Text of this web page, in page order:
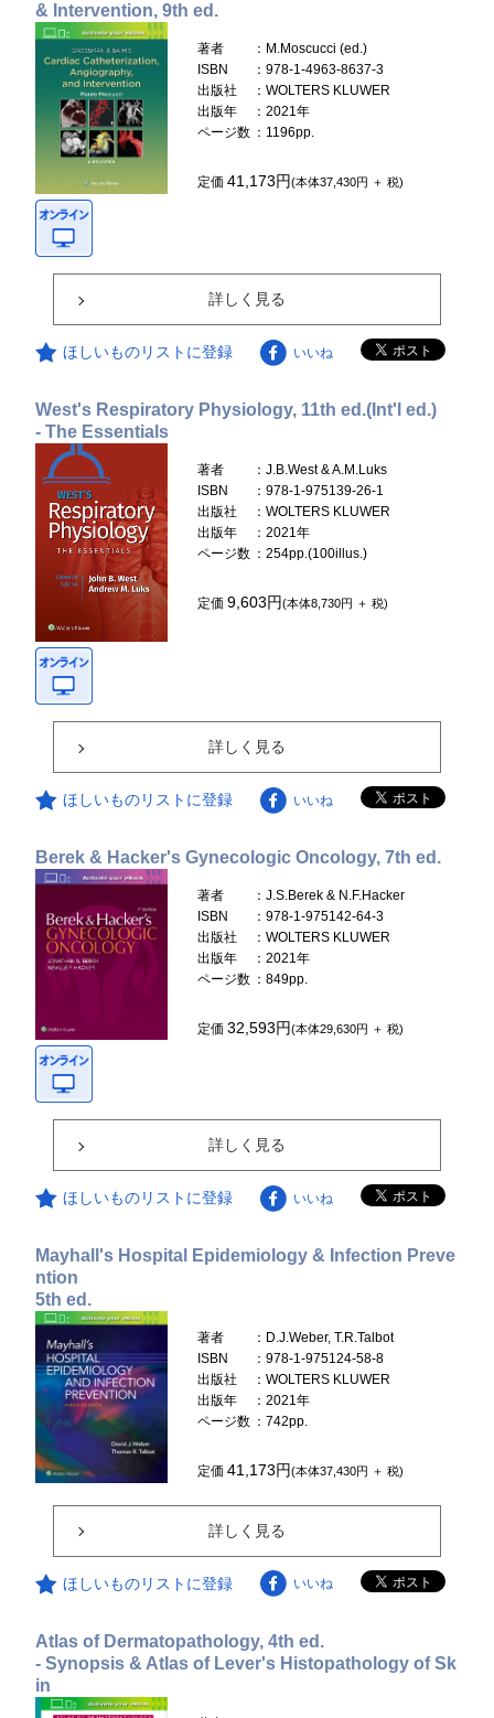
& Intervention, 9th ed.
著者
：M.Moscucci (ed.)
ISBN
：978-1-4963-8637-3
出版社
：WOLTERS KLUWER
出版年
：2021年
ページ数 ：1196pp.
定価41,173円(本体37,430円 ＋ 税)
詳しく見る
ほしいものリストに登録 いいね
West's Respiratory Physiology, 11th ed.(Int'l ed.)
- The Essentials
著者
：J.B.West & A.M.Luks
ISBN
：978-1-975139-26-1
出版社
：WOLTERS KLUWER
出版年
：2021年
ページ数 ：254pp.(100illus.)
定価9,603円(本体8,730円 ＋ 税)
詳しく見る
ほしいものリストに登録 いいね
Berek & Hacker's Gynecologic Oncology, 7th ed.
著者
：J.S.Berek & N.F.Hacker
ISBN
：978-1-975142-64-3
出版社
：WOLTERS KLUWER
出版年
：2021年
ページ数 ：849pp.
定価32,593円(本体29,630円 ＋ 税)
詳しく見る
ほしいものリストに登録 いいね
Mayhall's Hospital Epidemiology & Infection Preve
ntion
5th ed.
著者
：D.J.Weber, T.R.Talbot
ISBN
：978-1-975124-58-8
出版社
：WOLTERS KLUWER
出版年
：2021年
ページ数 ：742pp.
定価41,173円(本体37,430円 ＋ 税)
詳しく見る
ほしいものリストに登録 いいね
Atlas of Dermatopathology, 4th ed.
- Synopsis & Atlas of Lever's Histopathology of Sk
in